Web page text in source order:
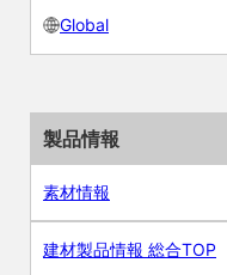
Global
製品情報
素材情報
建材製品情報 総合TOP